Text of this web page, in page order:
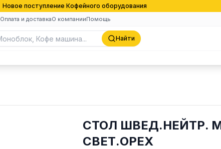
Новое поступление Кофейного оборудования
Оплата и доставкаО компанииПомощь
Найти
СТОЛ ШВЕД.НЕЙТР.
СВЕТ.ОРЕХ